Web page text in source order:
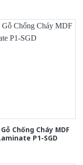
Chống Cháy MDF
P1-SGD